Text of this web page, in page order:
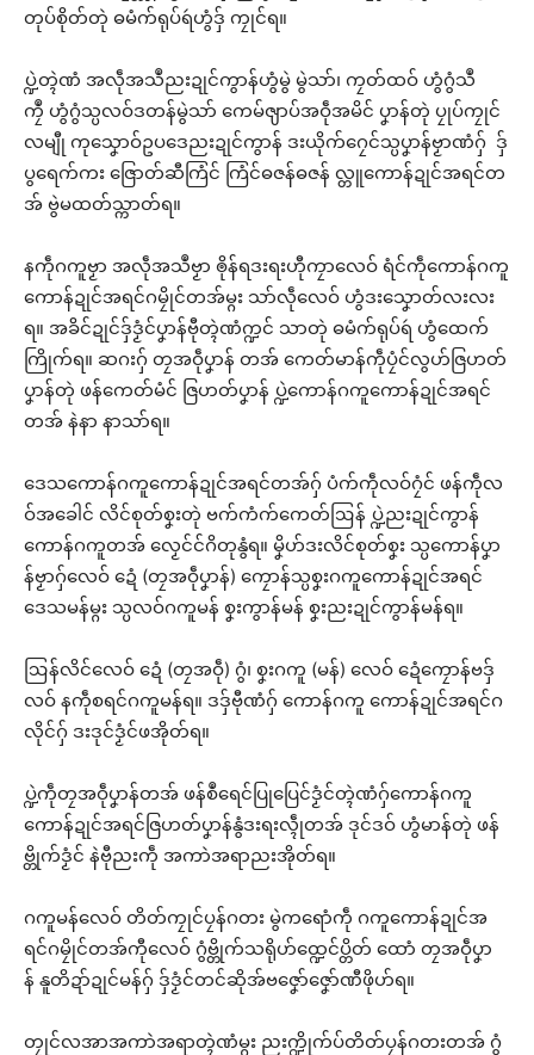
တုပ်စိုတ်တုဲ ဓမံက်ရုပ်ရဴဟွံဒှ် ကၠုင်ရ။
ပ္ဍဲတ္ၚဲဏံ အလဵုအသဳညးဍုင်ကွာန်ဟွံမွဲ မွဲသာ်၊ ကၠတ်ထဝ် ဟွံဂွံသဳ
ကၠဳ ဟွံဂွံသ္ပလဝ်ဒတန်မွဲသာ် ကေမ်ၛာပ်အဝဵုအမိင် ပၞာန်တုဲ ပၠုပ်ကၠုင်
လမျီု ကုသၞောဝ်ဥပဒေညးဍုင်ကွာန် ဒးယိုက်ဂၠေင်သ္ပပၞာန်ဗၟာဏံဂှ် ဒှ်
ပွရေက်ကး ဇြောတ်ဆီကြံင် ကြံင်ဓဇန်ဓဇန် လ္တူကောန်ဍုင်အရင်တ
အ် ဗွဲမထတ်သ္ကာတ်ရ။
နကဵုဂကူဗၟာ အလဵုအသဳဗၟာ ၜိုန်ရဒးရးဟီုကၠာလေဝ် ရံင်ကဵုကောန်ဂကူ
ကောန်ဍုင်အရင်ဂမၠိုင်တအ်မ္ဂး သာ်လဵုလေဝ် ဟွံဒးသၞောတ်လးလး
ရ။ အခိင်ဍုင်ဒှ်ဒၟံင်ပၞာန်ဗီုတ္ၚဲဏံက္ဍင် သာတုဲ ဓမံက်ရုပ်ရဴ ဟွံထေက်
ကြိုက်ရ။ ဆဂးဂှ် တၠအဝဵုပၞာန် တအ် ကေတ်မာန်ကဵုပၠံင်လွဟ်ဇြဟတ်
ပၞာန်တုဲ ဖန်ကေတ်မံင် ဇြဟတ်ပၞာန် ပ္ဍဲကောန်ဂကူကောန်ဍုင်အရင်
တအ် နဲနာ နာသာ်ရ။
ဒေသကောန်ဂကူကောန်ဍုင်အရင်တအ်ဂှ် ပံက်ကဵုလဝ်ဂၠံင် ဖန်ကဵုလ
ဝ်အခေါင် လိင်စုတ်စၞးတုဲ ဗက်ကံက်ကေတ်ဩန် ပ္ဍဲညးဍုင်ကွာန်
ကောန်ဂကူတအ် လၟေင်င်ဂိတုနွံရ။ မၞိဟ်ဒးလိင်စုတ်စၞး သ္ပကောန်ပၞာ
န်ဗၟာဂှ်လေဝ် ဍေံ (တၠအဝဵုပၞာန်) ကၠောန်သ္ပစၞးဂကူကောန်ဍုင်အရင်
ဒေသမန်မ္ဂး သ္ပလဝ်ဂကူမန် စၞးကွာန်မန် စၞးညးဍုင်ကွာန်မန်ရ။
ဩန်လိင်လေဝ် ဍေံ (တၠအဝဵု) ဂွံ၊ စၞးဂကူ (မန်) လေဝ် ဍေံကၠောန်ဗဒှ်
လဝ် နကဵုစရင်ဂကူမန်ရ။ ဒဒှ်ဗီုဏံဂှ် ကောန်ဂကူ ကောန်ဍုင်အရင်ဂ
လိုင်ဂှ် ဒးဒုင်ဒၟံင်ဖအိုတ်ရ။
ပ္ဍဲကဵုတၠအဝဵုပၞာန်တအ် ဖန်စဳရေင်ပြုပြေင်ဒၟံင်တ္ၚဲဏံဂှ်ကောန်ဂကူ
ကောန်ဍုင်အရင်ဇြဟတ်ပၞာန်နွံဒးရးလ္ၚဵုတအ် ဒုင်ဒဝ် ဟွံမာန်တုဲ ဖန်
ဗ္တိုက်ဒၟံင် နဲဗီုညးကဵု အကာဲအရာညးအိုတ်ရ။
ဂကူမန်လေဝ် တိတ်ကၠုင်ပၠန်ဂတး မွဲကရောံကဵု ဂကူကောန်ဍုင်အ
ရင်ဂမၠိုင်တအ်ကီုလေဝ် ဂွံဗ္တိုက်သရိုဟ်ထ္ဍေင်ပ္တိတ် ထောံ တၠအဝဵုပၞာ
န် နူတိဍာ်ဍုင်မန်ဂှ် ဒှ်ဒၟံင်တင်ဆိုအ်ဗဇၞော်ဇၞော်ဏီဖိုဟ်ရ။
တၠုင်လအာအကာဲအရာတ္ၚဲဏံမ္ဂး ညးက္ဍိုက်ပ်တိတ်ပၠန်ဂတးတအ် ဂွံ